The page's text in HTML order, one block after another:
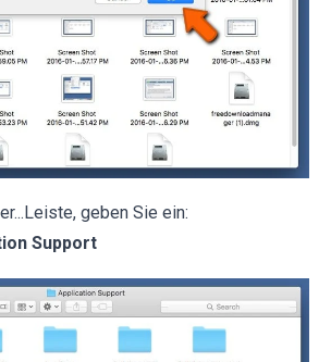
geben Sie ein:
Support